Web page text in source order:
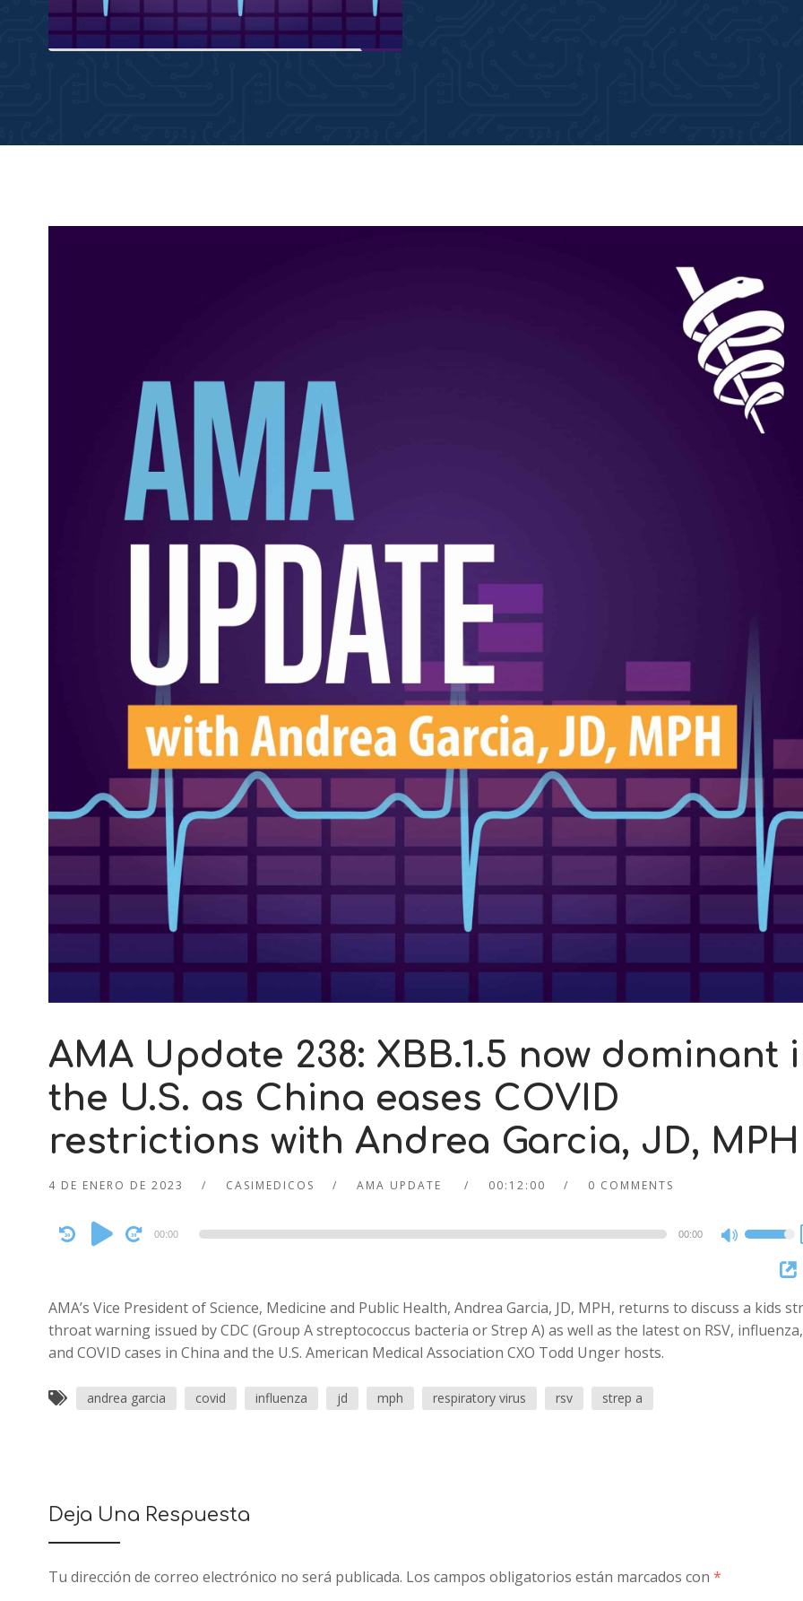
AMA Update 238: XBB.1.5 now dominant
the U.S. as China eases COVID
restrictions with Andrea Garcia, JD, MPH
4 DE ENERO DE 2023 CASIMEDICOS AMA UPDATE 00:12:00 0 COMMENTS
Audio
Player
00:00 00:00
Use
Up/Down
keys
to
AMA’s Vice President of Science, Medicine and Public Health, Andrea Garcia, JD, MPH, returns to discuss a kids
throat warning issued by CDC (Group A streptococcus bacteria or Strep A) as well as the latest on RSV, influenza,
and COVID cases in China and the U.S. American Medical Association CXO Todd Unger hosts.
andrea garcia covid influenza jd mph respiratory virus rsv strep a
Deja Una Respuesta
Tu dirección de correo electrónico no será publicada. Los campos obligatorios están marcados con *